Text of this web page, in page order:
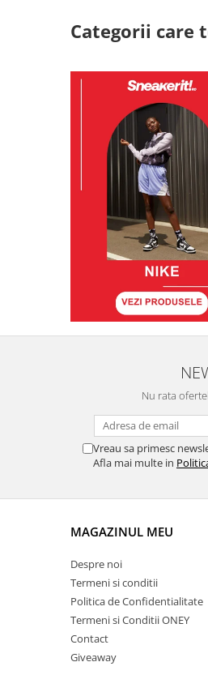
Categorii care
Nu rata
Vreau sa primesc
Afla mai multe in
MAGAZINUL MEU
Despre noi
Termeni si conditii
Politica de Confidentialitate
Termeni si Conditii ONEY
Contact
Giveaway